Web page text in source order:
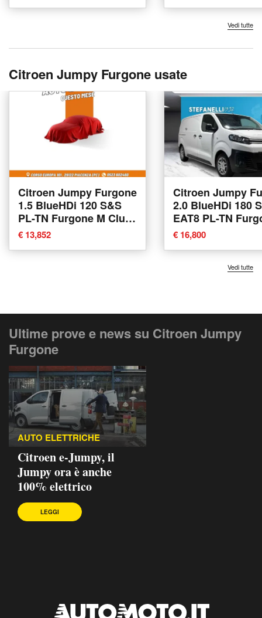
Vedi tutte
Citroen Jumpy Furgone usate
Citroen Jumpy Furgone
1.5 BlueHDi 120 S&S
PL-TN Furgone M Club
del 2020 usata a
Piacenza
€ 13,852
Citroen Jumpy
2.0 BlueHDi 180
EAT8 PL-TN
Club del 2023
Bologna
€ 16,800
Vedi tutte
Ultime prove e news su Citroen Jumpy
Furgone
AUTO ELETTRICHE
Citroen e-Jumpy, il
Jumpy ora è anche
100% elettrico
LEGGI